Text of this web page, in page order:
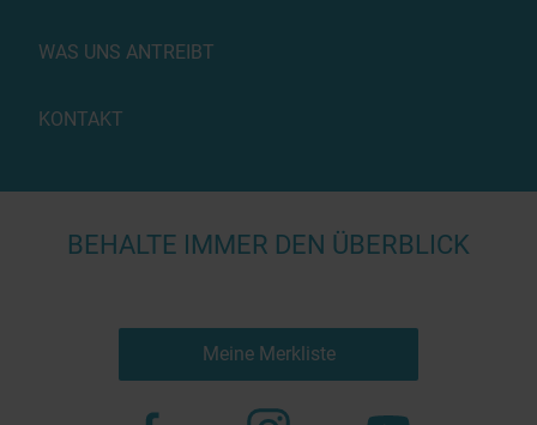
WAS UNS ANTREIBT
KONTAKT
BEHALTE IMMER DEN ÜBERBLICK
Meine Merkliste